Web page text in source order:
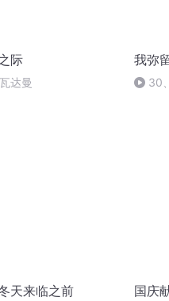
际
达曼
我弥
30
天来临之前
国庆